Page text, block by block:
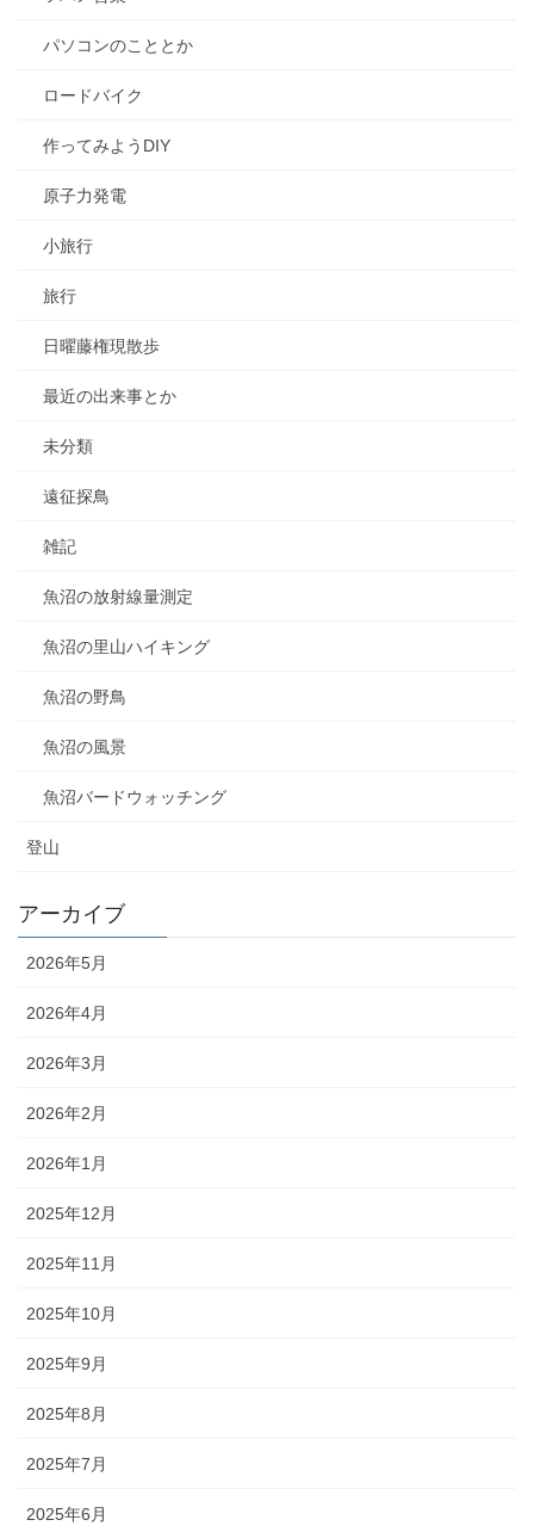
パソコンのこととか
ロードバイク
作ってみようDIY
原子力発電
小旅行
旅行
日曜藤権現散歩
最近の出来事とか
未分類
遠征探鳥
雑記
魚沼の放射線量測定
魚沼の里山ハイキング
魚沼の野鳥
魚沼の風景
魚沼バードウォッチング
登山
アーカイブ
2026年5月
2026年4月
2026年3月
2026年2月
2026年1月
2025年12月
2025年11月
2025年10月
2025年9月
2025年8月
2025年7月
2025年6月